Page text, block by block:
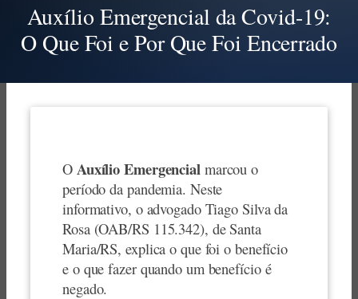
Auxílio Emergencial da Covid-19:
O Que Foi e Por Que Foi Encerrado
O Auxílio Emergencial marcou o
período da pandemia. Neste
informativo, o advogado Tiago Silva da
Rosa (OAB/RS 115.342), de Santa
Maria/RS, explica o que foi o benefício
e o que fazer quando um benefício é
negado.